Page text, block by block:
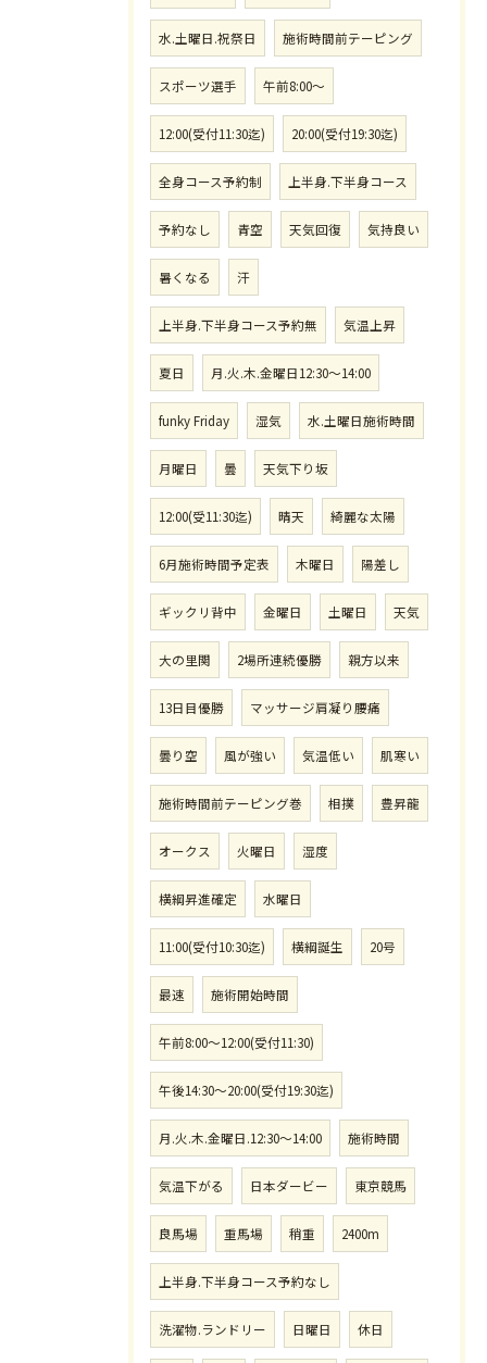
水.土曜日.祝祭日 施術時間前テーピング
スポーツ選手 午前8:00〜
12:00(受付11:30迄) 20:00(受付19:30迄)
全身コース予約制 上半身.下半身コース
予約なし 青空 天気回復 気持良い
暑くなる 汗
上半身.下半身コース予約無 気温上昇
夏日 月.火.木.金曜日12:30〜14:00
funky Friday 湿気 水.土曜日施術時間
月曜日 曇 天気下り坂
12:00(受11:30迄) 晴天 綺麗な太陽
6月施術時間予定表 木曜日 陽差し
ギックリ背中 金曜日 土曜日 天気
大の里関 2場所連続優勝 親方以来
13日目優勝 マッサージ肩凝り腰痛
曇り空 風が強い 気温低い 肌寒い
施術時間前テーピング巻 相撲 豊昇龍
オークス 火曜日 湿度
横綱昇進確定 水曜日
11:00(受付10:30迄) 横綱誕生 20号
最速 施術開始時間
午前8:00〜12:00(受付11:30)
午後14:30〜20:00(受付19:30迄)
月.火.木.金曜日.12:30〜14:00 施術時間
気温下がる 日本ダービー 東京競馬
良馬場 重馬場 稍重 2400m
上半身.下半身コース予約なし
洗濯物.ランドリー 日曜日 休日